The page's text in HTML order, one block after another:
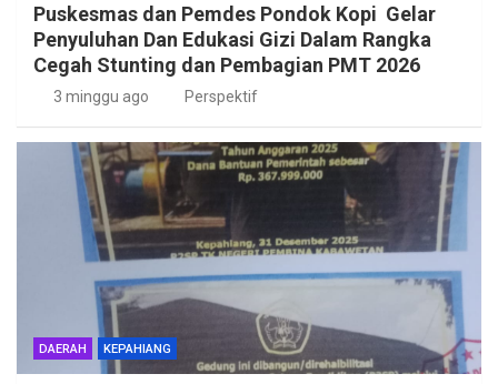
Puskesmas dan Pemdes Pondok Kopi Gelar
Penyuluhan Dan Edukasi Gizi Dalam Rangka
Cegah Stunting dan Pembagian PMT 2026
3 minggu ago Perspektif
DAERAH KEPAHIANG